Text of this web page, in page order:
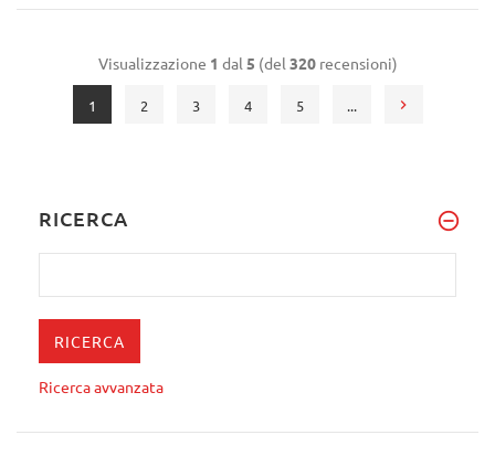
Visualizzazione 1 dal 5 (del 320recensioni)
1 2 3 4 5 ...
RICERCA
Ricerca avvanzata